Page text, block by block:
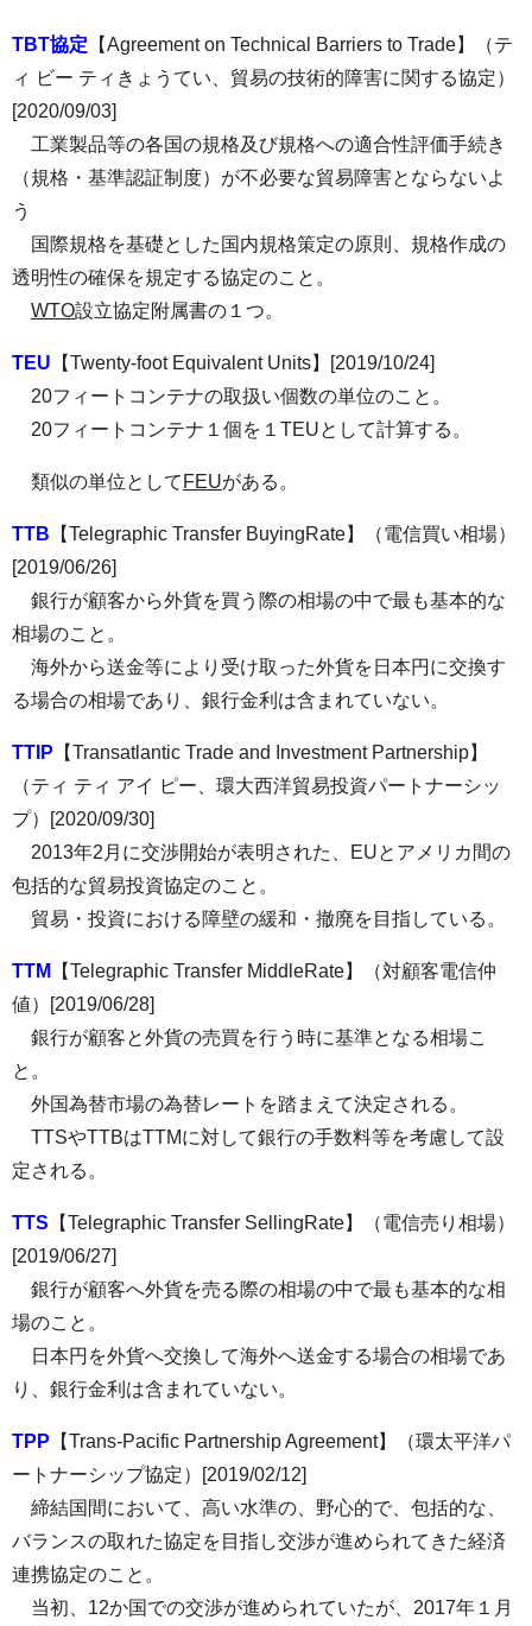
TBT協定 【Agreement on Technical Barriers to Trade】（テ
ィ ビー ティきょうてい、貿易の技術的障害に関する協定）
[2020/09/03]
工業製品等の各国の規格及び規格への適合性評価手続き
（規格・基準認証制度）が不必要な貿易障害とならないよ
う
国際規格を基礎とした国内規格策定の原則、規格作成の
透明性の確保を規定する協定のこと。
WTO設立協定附属書の１つ。
TEU 【Twenty-foot Equivalent Units】[2019/10/24]
20フィートコンテナの取扱い個数の単位のこと。
20フィートコンテナ１個を１TEUとして計算する。
類似の単位として FEUがある。
TTB 【Telegraphic Transfer BuyingRate】（電信買い相場）
[2019/06/26]
銀行が顧客から外貨を買う際の相場の中で最も基本的な
相場のこと。
海外から送金等により受け取った外貨を日本円に交換す
る場合の相場であり、銀行金利は含まれていない。
TTIP 【Transatlantic Trade and Investment Partnership】
（ティ ティ アイ ピー、環大西洋貿易投資パートナーシッ
プ）[2020/09/30]
2013年2月に交渉開始が表明された、EUとアメリカ間の
包括的な貿易投資協定のこと。
貿易・投資における障壁の緩和・撤廃を目指している。
TTM
【Telegraphic Transfer MiddleRate】（対顧客電信仲
値）[2019/06/28]
銀行が顧客と外貨の売買を行う時に基準となる相場こ
と。
外国為替市場の為替レートを踏まえて決定される。
TTSやTTBはTTMに対して銀行の手数料等を考慮して設
定される。
TTS 【Telegraphic Transfer SellingRate】（電信売り相場）
[2019/06/27]
銀行が顧客へ外貨を売る際の相場の中で最も基本的な相
場のこと。
日本円を外貨へ交換して海外へ送金する場合の相場であ
り、銀行金利は含まれていない。
TPP 【Trans-Pacific Partnership Agreement】（環太平洋パ
ートナーシップ協定）[2019/02/12]
締結国間において、高い水準の、野心的で、包括的な、
バランスの取れた協定を目指し交渉が進められてきた経済
連携協定のこと。
当初、12か国での交渉が進められていたが、2017年１月